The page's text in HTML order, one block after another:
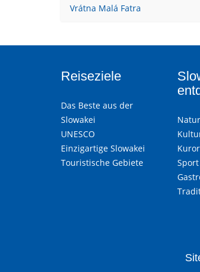
Vrátna Malá Fatra
Reiseziele
Das Beste aus der
Slowakei
UNESCO
Einzigartige Slowakei
Touristische Gebiete